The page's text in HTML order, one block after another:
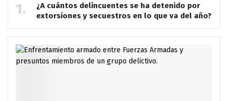
¿A cuántos delincuentes se ha detenido por
extorsiones y secuestros en lo que va del año?